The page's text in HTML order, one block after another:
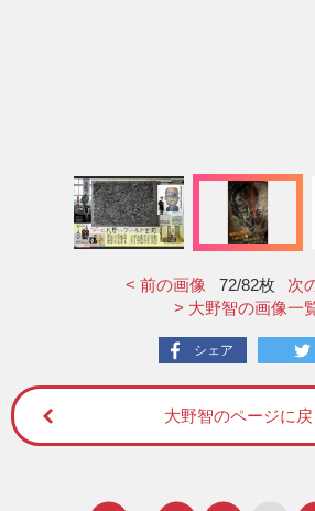
< 前の画像 72/82枚
次
> 大野智の画像一
シェア
大野智のページに戻